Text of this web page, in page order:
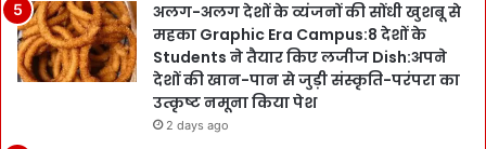
अलग-अलग देशों के व्यंजनों की सोंधी खुशबू से
महका Graphic Era Campus:8 देशों के
Students ने तैयार किए लजीज Dish:अपने
देशों की खान-पान से जुड़ी संस्कृति-परंपरा का
उत्कृष्ट नमूना किया पेश
2 days ago